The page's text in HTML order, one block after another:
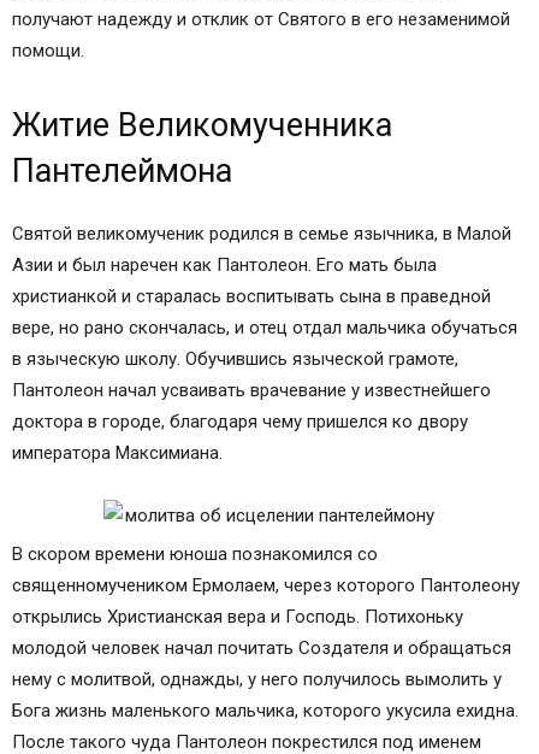
получают надежду и отклик от Святого в его незаменимой
помощи.
Житие Великомученника
Пантелеймона
Святой великомученик родился в семье язычника, в Малой
Азии и был наречен как Пантолеон. Его мать была
христианкой и старалась воспитывать сына в праведной
вере, но рано скончалась, и отец отдал мальчика обучаться
в языческую школу. Обучившись языческой грамоте,
Пантолеон начал усваивать врачевание у известнейшего
доктора в городе, благодаря чему пришелся ко двору
императора Максимиана.
В скором времени юноша познакомился со
священномучеником Ермолаем, через которого Пантолеону
открылись Христианская вера и Господь. Потихоньку
молодой человек начал почитать Создателя и обращаться
нему с молитвой, однажды, у него получилось вымолить у
Бога жизнь маленького мальчика, которого укусила ехидна.
После такого чуда Пантолеон покрестился под именем